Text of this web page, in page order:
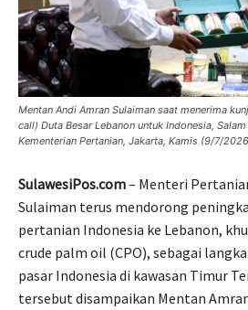
Mentan Andi Amran Sulaiman saat menerima
call) Duta Besar Lebanon untuk Indonesia,
Kementerian Pertanian, Jakarta, Kamis (9/7/
SulawesiPos.com– Menteri
Sulaiman terus mendorong
pertanian Indonesia ke Lebanon,
crude palm oil (CPO), sebagai
pasar Indonesia di kawasan Timur
tersebut disampaikan Mentan